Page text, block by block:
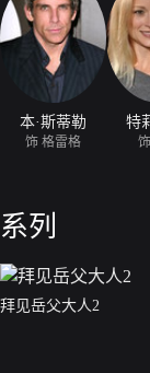
本·斯蒂勒
饰 格雷格
特
系列
拜见岳父大人2